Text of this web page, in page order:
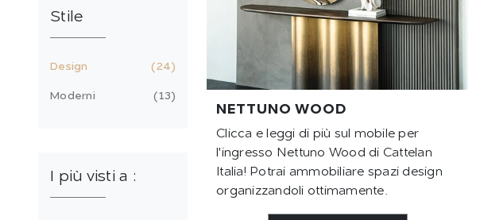
NETTUNO WOOD
Clicca e leggi di più sul mobile per
l'ingresso Nettuno Wood di Cattelan
Italia! Potrai ammobiliare spazi design
organizzandoli ottimamente.
Stile
Design 24
Moderni 13
I più visti a :